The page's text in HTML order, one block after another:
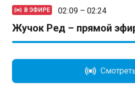
В ЭФИРЕ 02:09 – 02:24
Жучок Ред – прямой